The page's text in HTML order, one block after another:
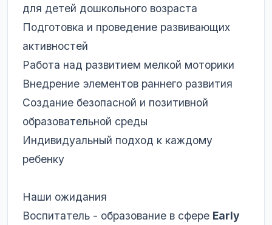
для детей дошкольного возраста
Подготовка и проведение развивающих
активностей
Работа над развитием мелкой моторики
Внедрение элементов раннего развития
Создание безопасной и позитивной
образовательной среды
Индивидуальный подход к каждому
ребенку
Наши ожидания
Воспитатель - образование в сфере Early